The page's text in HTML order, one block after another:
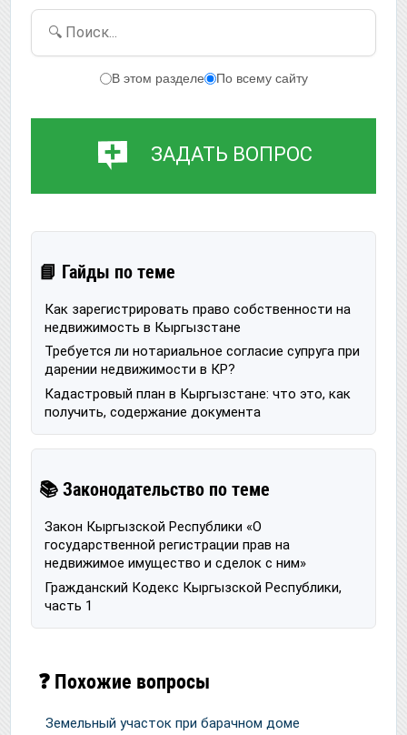
🔍 Поиск...
В этом разделе По всему сайту
ЗАДАТЬ ВОПРОС
📘 Гайды по теме
Как зарегистрировать право собственности на
недвижимость в Кыргызстане
Требуется ли нотариальное согласие супруга при
дарении недвижимости в КР?
Кадастровый план в Кыргызстане: что это, как
получить, содержание документа
📚 Законодательство по теме
Закон Кыргызской Республики «О
государственной регистрации прав на
недвижимое имущество и сделок с ним»
Гражданский Кодекс Кыргызской Республики,
часть 1
❓ Похожие вопросы
Земельный участок при барачном доме